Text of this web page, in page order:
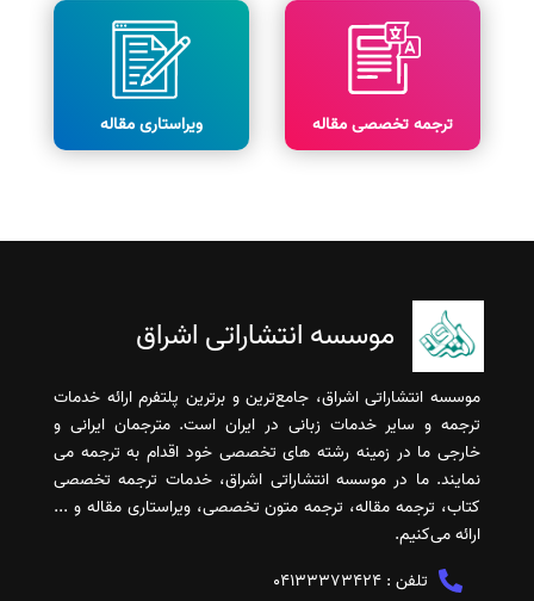
ترجمه تخصصی مقاله ویراستاری مقاله
موسسه انتشاراتی اشراق
موسسه انتشاراتی اشراق، جامع‌ترین و برترین پلتفرم ارائه خدمات
ترجمه و سایر خدمات زبانی در ایران است. مترجمان ایرانی و
خارجی ما در زمینه رشته های تخصصی خود اقدام به ترجمه می
نمایند. ما در موسسه انتشاراتی اشراق، خدمات ترجمه تخصصی
کتاب، ترجمه مقاله، ترجمه متون تخصصی، ویراستاری مقاله و ...
ارائه می‌کنیم.
تلفن : 04133373424